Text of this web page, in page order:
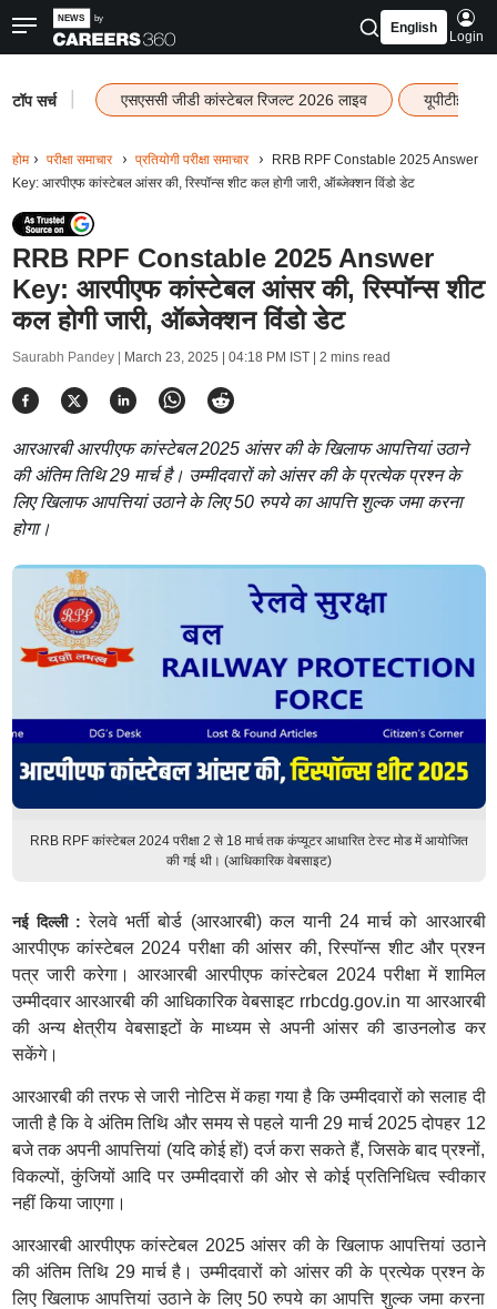
English
Login
टॉप सर्च एसएससी जीडी कांस्टेबल रिजल्ट 2026 लाइव यूपीटीईटी
होम परीक्षा समाचार प्रतियोगी परीक्षा समाचार
RRB RPF Constable 2025 Answer
Key: आरपीएफ कांस्टेबल आंसर की, रिस्पॉन्स शीट कल होगी जारी, ऑब्जेक्शन विंडो डेट
RRB RPF Constable 2025 Answer
Key: आरपीएफ कांस्टेबल आंसर की, रिस्पॉन्स शीट
कल होगी जारी, ऑब्जेक्शन विंडो डेट
Saurabh Pandey | March 23, 2025 | 04:18 PM IST| 2 mins read
आरआरबी आरपीएफ कांस्टेबल 2025 आंसर की के खिलाफ आपत्तियां उठाने
की अंतिम तिथि 29 मार्च है। उम्मीदवारों को आंसर की के प्रत्येक प्रश्न के
लिए खिलाफ आपत्तियां उठाने के लिए 50 रुपये का आपत्ति शुल्क जमा करना
होगा।
RRB RPF कांस्टेबल 2024 परीक्षा 2 से 18 मार्च तक कंप्यूटर आधारित टेस्ट मोड में आयोजित
की गई थी। (आधिकारिक वेबसाइट)
नई दिल्ली :रेलवे भर्ती बोर्ड (आरआरबी) कल यानी 24 मार्च को आरआरबी
आरपीएफ कांस्टेबल 2024 परीक्षा की आंसर की, रिस्पॉन्स शीट और प्रश्न
पत्र जारी करेगा। आरआरबी आरपीएफ कांस्टेबल 2024 परीक्षा में शामिल
उम्मीदवार आरआरबी की आधिकारिक वेबसाइट rrbcdg.gov.in या आरआरबी
की अन्य क्षेत्रीय वेबसाइटों के माध्यम से अपनी आंसर की डाउनलोड कर
सकेंगे।
आरआरबी की तरफ से जारी नोटिस में कहा गया है कि उम्मीदवारों को सलाह दी
जाती है कि वे अंतिम तिथि और समय से पहले यानी 29 मार्च 2025 दोपहर 12
बजे तक अपनी आपत्तियां (यदि कोई हों) दर्ज करा सकते हैं, जिसके बाद प्रश्नों,
विकल्पों, कुंजियों आदि पर उम्मीदवारों की ओर से कोई प्रतिनिधित्व स्वीकार
नहीं किया जाएगा।
आरआरबी आरपीएफ कांस्टेबल 2025 आंसर की के खिलाफ आपत्तियां उठाने
की अंतिम तिथि 29 मार्च है। उम्मीदवारों को आंसर की के प्रत्येक प्रश्न के
लिए खिलाफ आपत्तियां उठाने के लिए 50 रुपये का आपत्ति शुल्क जमा करना